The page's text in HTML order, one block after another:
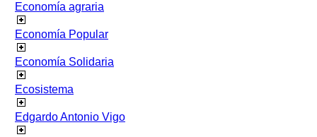
Economía agraria
Economía Popular
Economía Solidaria
Ecosistema
Edgardo Antonio Vigo